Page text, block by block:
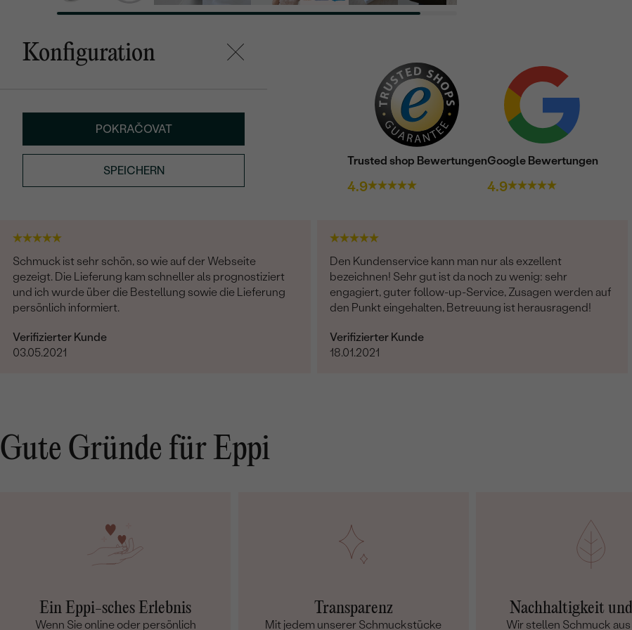
Konfiguration
POKRAČOVAT
SPEICHERN
Trusted shop Bewertungen
4.9
Google Bewertungen
4.9
Schmuck ist sehr schön, so wie auf der Webseite
gezeigt. Die Lieferung kam schneller als prognostiziert
und ich wurde über die Bestellung sowie die Lieferung
persönlich informiert.
Verifizierter Kunde
03.05.2021
Den Kundenservice kann man nur als exzellent
bezeichnen! Sehr gut ist da noch zu wenig: sehr
engagiert, guter follow-up-Service, Zusagen werden auf
den Punkt eingehalten, Betreuung ist herausragend!
Verifizierter Kunde
18.01.2021
Gute Gründe für Eppi
Ein Eppi-sches Erlebnis
Wenn Sie online oder persönlich
Transparenz
Mit jedem unserer Schmuckstücke
Nachhaltigkeit
Wir stellen Schmuck